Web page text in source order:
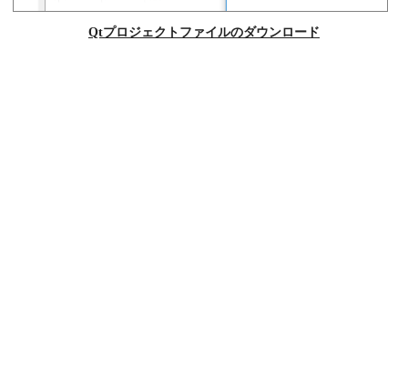
Qtプロジェクトファイルのダウンロード